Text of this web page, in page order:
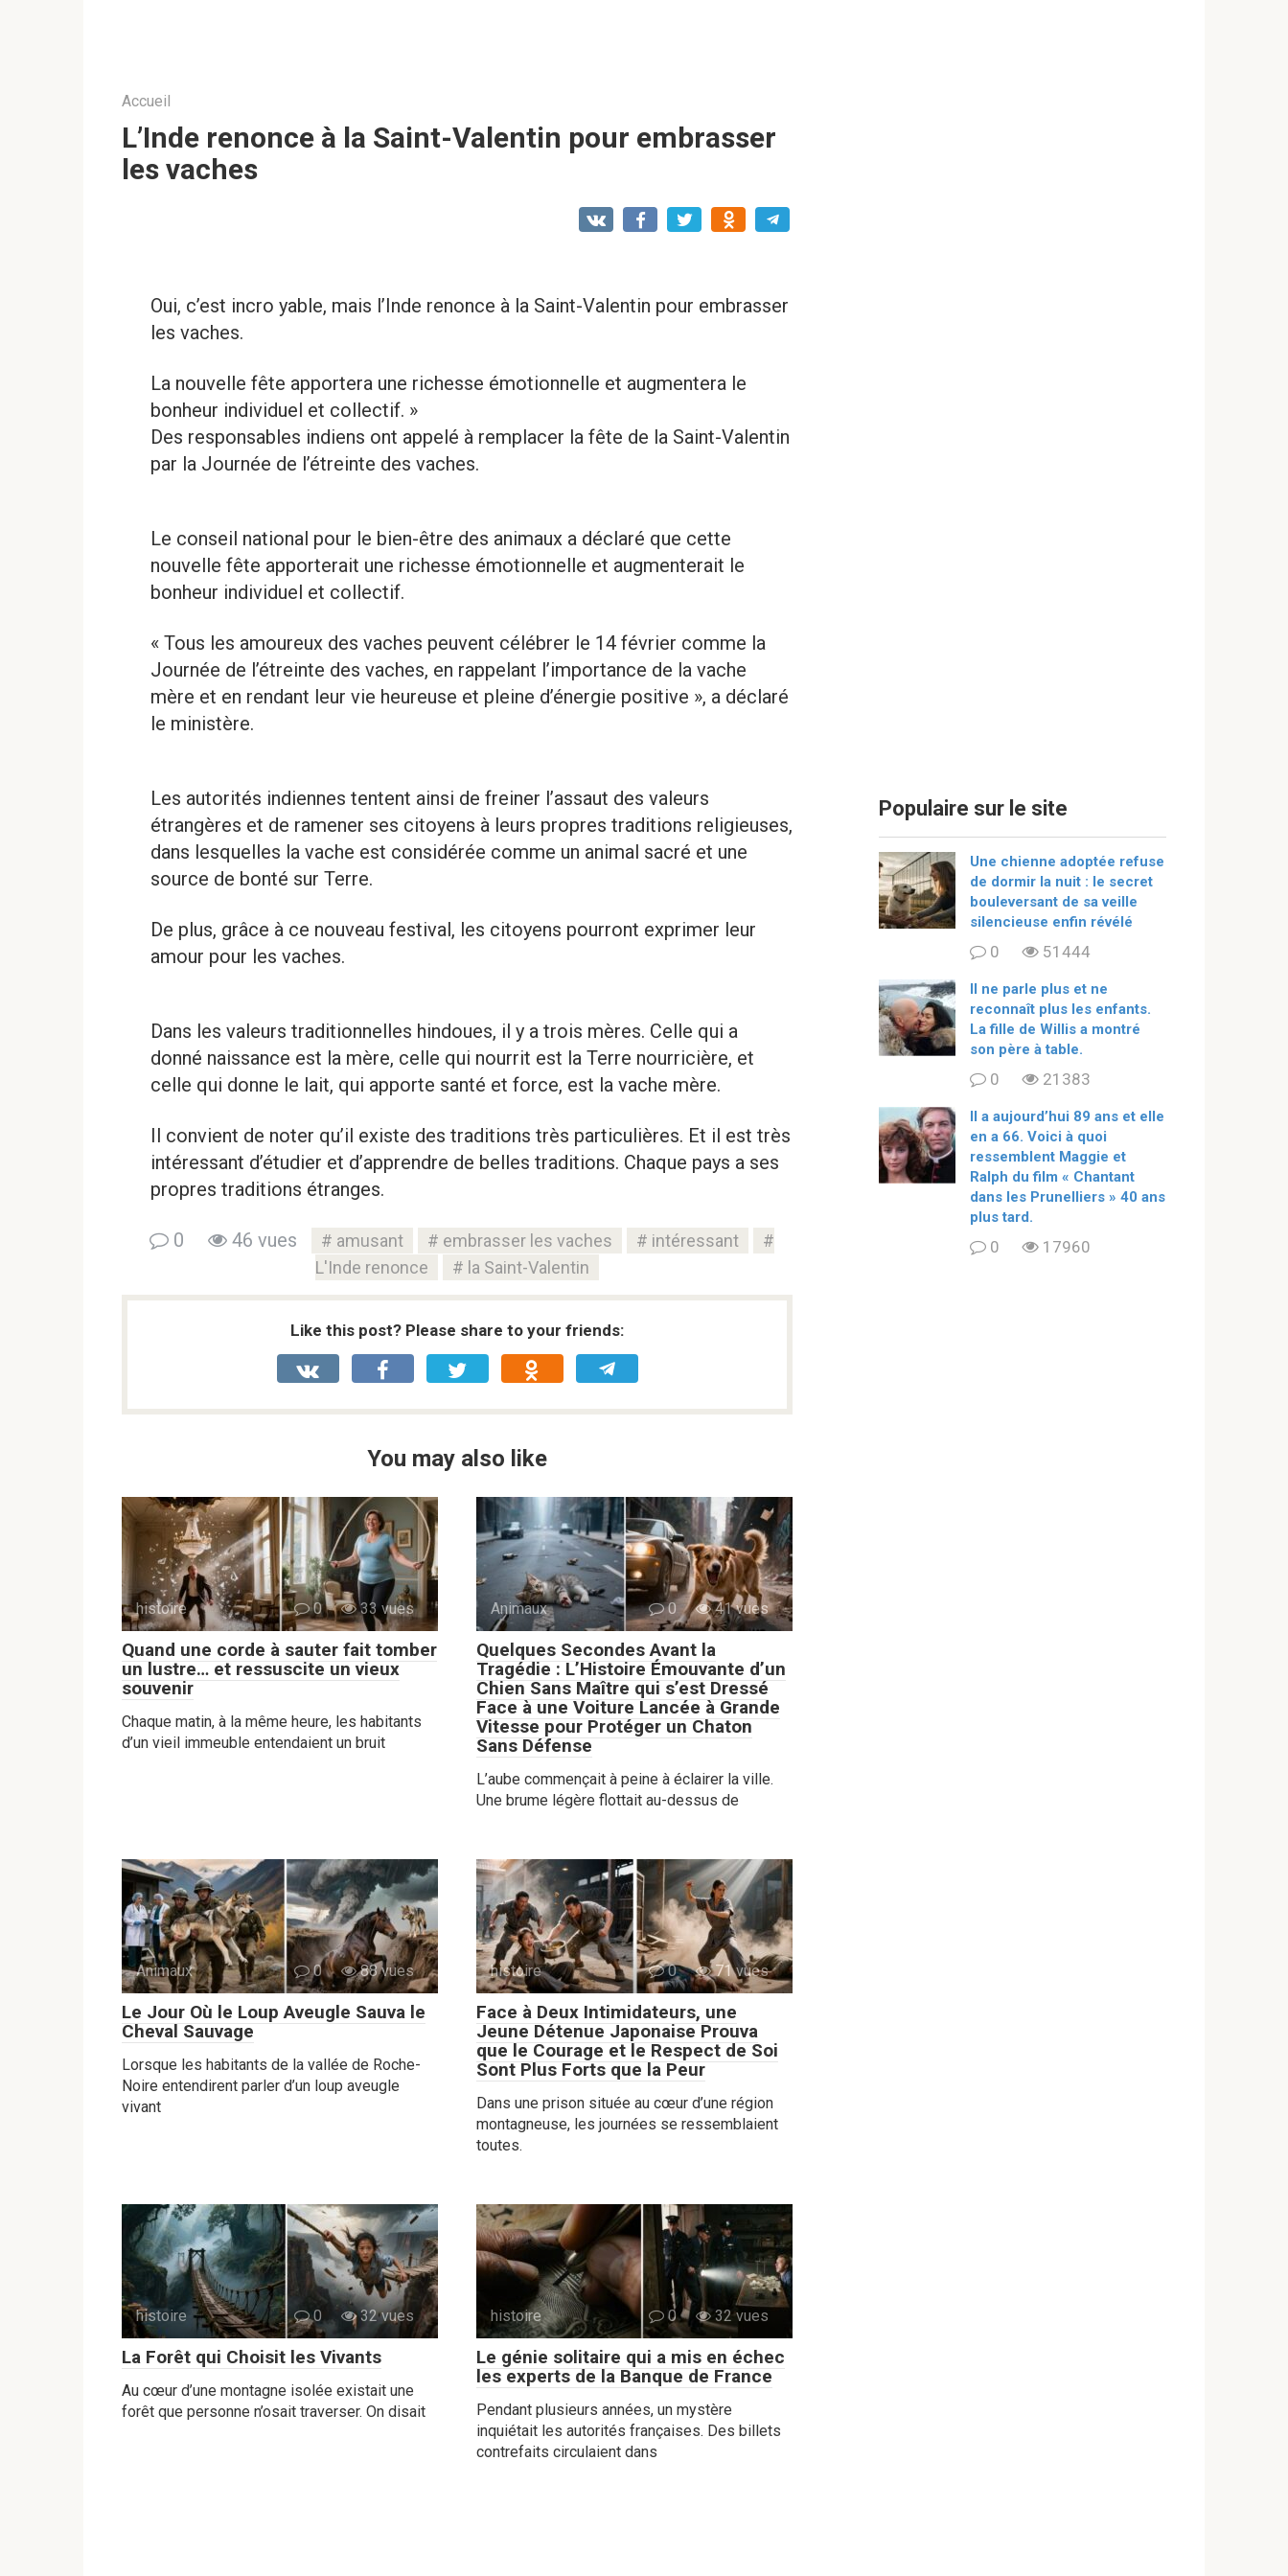
Accueil
L’Inde renonce à la Saint-Valentin pour embrasser
les vaches
Oui, c’est incro yable, mais l’Inde renonce à la Saint-Valentin pour embrasser
les vaches.
La nouvelle fête apportera une richesse émotionnelle et augmentera le
bonheur individuel et collectif. »
Des responsables indiens ont appelé à remplacer la fête de la Saint-Valentin
par la Journée de l’étreinte des vaches.
Le conseil national pour le bien-être des animaux a déclaré que cette
nouvelle fête apporterait une richesse émotionnelle et augmenterait le
bonheur individuel et collectif.
« Tous les amoureux des vaches peuvent célébrer le 14 février comme la
Journée de l’étreinte des vaches, en rappelant l’importance de la vache
mère et en rendant leur vie heureuse et pleine d’énergie positive », a déclaré
le ministère.
Les autorités indiennes tentent ainsi de freiner l’assaut des valeurs
étrangères et de ramener ses citoyens à leurs propres traditions religieuses,
dans lesquelles la vache est considérée comme un animal sacré et une
source de bonté sur Terre.
De plus, grâce à ce nouveau festival, les citoyens pourront exprimer leur
amour pour les vaches.
Dans les valeurs traditionnelles hindoues, il y a trois mères. Celle qui a
donné naissance est la mère, celle qui nourrit est la Terre nourricière, et
celle qui donne le lait, qui apporte santé et force, est la vache mère.
Il convient de noter qu’il existe des traditions très particulières. Et il est très
intéressant d’étudier et d’apprendre de belles traditions. Chaque pays a ses
propres traditions étranges.
0 46 vues amusant embrasser les vaches
intéressant
L'Inde renonce
la Saint-Valentin
Like this post? Please share to your friends:
You may also like
histoire 0 33 vues
Quand une corde à sauter fait tomber
un lustre… et ressuscite un vieux
souvenir
Chaque matin, à la même heure, les habitants
d’un vieil immeuble entendaient un bruit
Animaux 0 41 vues
Quelques Secondes Avant la
Tragédie : L’Histoire Émouvante d’un
Chien Sans Maître qui s’est Dressé
Face à une Voiture Lancée à Grande
Vitesse pour Protéger un Chaton
Sans Défense
L’aube commençait à peine à éclairer la ville.
Une brume légère flottait au-dessus de
Animaux 0 88 vues
Le Jour Où le Loup Aveugle Sauva le
Cheval Sauvage
Lorsque les habitants de la vallée de Roche-
Noire entendirent parler d’un loup aveugle
vivant
histoire 0 71 vues
Face à Deux Intimidateurs, une
Jeune Détenue Japonaise Prouva
que le Courage et le Respect de Soi
Sont Plus Forts que la Peur
Dans une prison située au cœur d’une région
montagneuse, les journées se ressemblaient
toutes.
histoire 0 32 vues
La Forêt qui Choisit les Vivants
Au cœur d’une montagne isolée existait une
forêt que personne n’osait traverser. On disait
histoire 0 32 vues
Le génie solitaire qui a mis en échec
les experts de la Banque de France
Pendant plusieurs années, un mystère
inquiétait les autorités françaises. Des billets
contrefaits circulaient dans
Populaire sur le site
Une chienne adoptée refuse
de dormir la nuit : le secret
bouleversant de sa veille
silencieuse enfin révélé
0 51444
Il ne parle plus et ne
reconnaît plus les enfants.
La fille de Willis a montré
son père à table.
0 21383
ll a aujourd’hui 89 ans et elle
en a 66. Voici à quoi
ressemblent Maggie et
Ralph du film « Chantant
dans les Prunelliers » 40 ans
plus tard.
0 17960